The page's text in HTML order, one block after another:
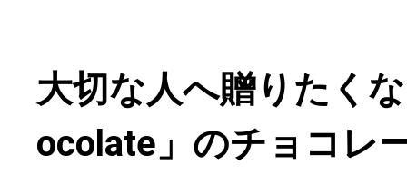
大切な人へ贈りたく
ocolate」のチョコレ